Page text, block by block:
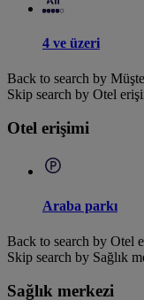
4 ve üzeri
Back to search by
Skip search by Otel
Otel erişimi
Araba parkı
Back to search by Otel
Skip search by Sağlık
Sağlık merkezi